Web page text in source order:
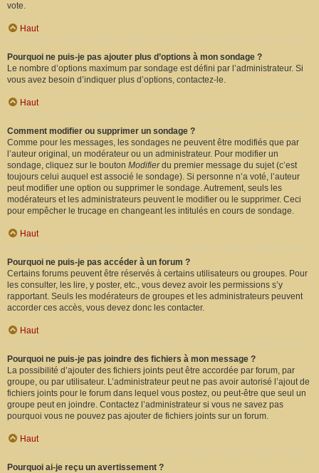
vote.
Haut
Pourquoi ne puis-je pas ajouter plus d’options à mon sondage ?
Le nombre d’options maximum par sondage est défini par l’administrateur. Si
vous avez besoin d’indiquer plus d’options, contactez-le.
Haut
Comment modifier ou supprimer un sondage ?
Comme pour les messages, les sondages ne peuvent être modifiés que par
l’auteur original, un modérateur ou un administrateur. Pour modifier un
sondage, cliquez sur le bouton Modifierdu premier message du sujet (c’est
toujours celui auquel est associé le sondage). Si personne n’a voté, l’auteur
peut modifier une option ou supprimer le sondage. Autrement, seuls les
modérateurs et les administrateurs peuvent le modifier ou le supprimer. Ceci
pour empêcher le trucage en changeant les intitulés en cours de sondage.
Haut
Pourquoi ne puis-je pas accéder à un forum ?
Certains forums peuvent être réservés à certains utilisateurs ou groupes. Pour
les consulter, les lire, y poster, etc., vous devez avoir les permissions s’y
rapportant. Seuls les modérateurs de groupes et les administrateurs peuvent
accorder ces accès, vous devez donc les contacter.
Haut
Pourquoi ne puis-je pas joindre des fichiers à mon message ?
La possibilité d’ajouter des fichiers joints peut être accordée par forum, par
groupe, ou par utilisateur. L’administrateur peut ne pas avoir autorisé l’ajout de
fichiers joints pour le forum dans lequel vous postez, ou peut-être que seul un
groupe peut en joindre. Contactez l’administrateur si vous ne savez pas
pourquoi vous ne pouvez pas ajouter de fichiers joints sur un forum.
Haut
Pourquoi ai-je reçu un avertissement ?